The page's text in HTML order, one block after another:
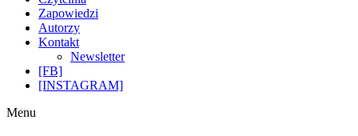
Zapowiedzi
Autorzy
Kontakt
Newsletter
[FB]
[INSTAGRAM]
Menu